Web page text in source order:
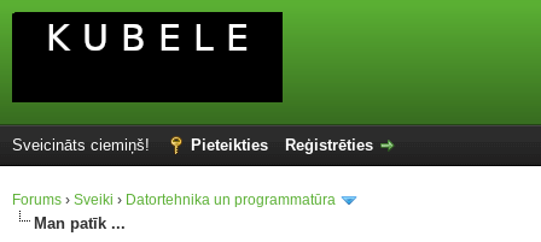
Sveicināts ciemiņš! Pieteikties Reģistrēties
Forums › Sveiki › Datortehnika un programmatūra
Man patīk ...